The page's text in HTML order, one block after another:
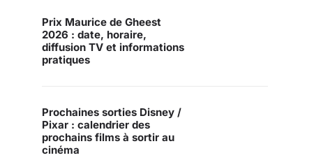
Prix Maurice de Gheest
2026 : date, horaire,
diffusion TV et informations
pratiques
Prochaines sorties Disney /
Pixar : calendrier des
prochains films à sortir au
cinéma